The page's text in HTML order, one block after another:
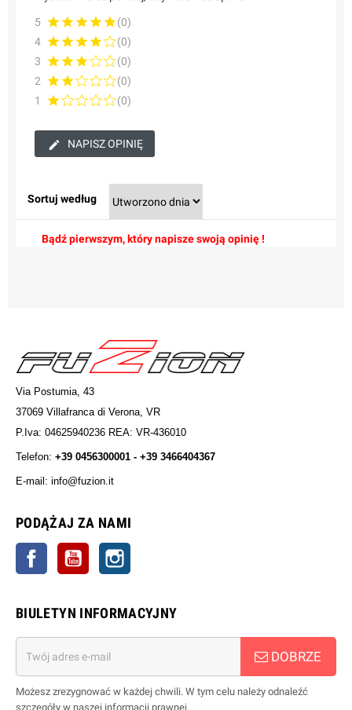
5
(0)
4
(0)
3
(0)
2
(0)
1
(0)
NAPISZ OPINIĘ
Sortuj według
Bądź pierwszym, który napisze swoją opinię !
Via Postumia, 43
37069 Villafranca di Verona, VR
P.Iva: 04625940236 REA: VR-436010
Telefon: +39 0456300001 - +39 3466404367
E-mail: info@fuzion.it
PODĄŻAJ ZA NAMI
Facebook YouTube
BIULETYN INFORMACYJNY
DOBRZE
Możesz zrezygnować w każdej chwili. W tym celu należy odnaleźć
szczegóły w naszej informacji prawnej.